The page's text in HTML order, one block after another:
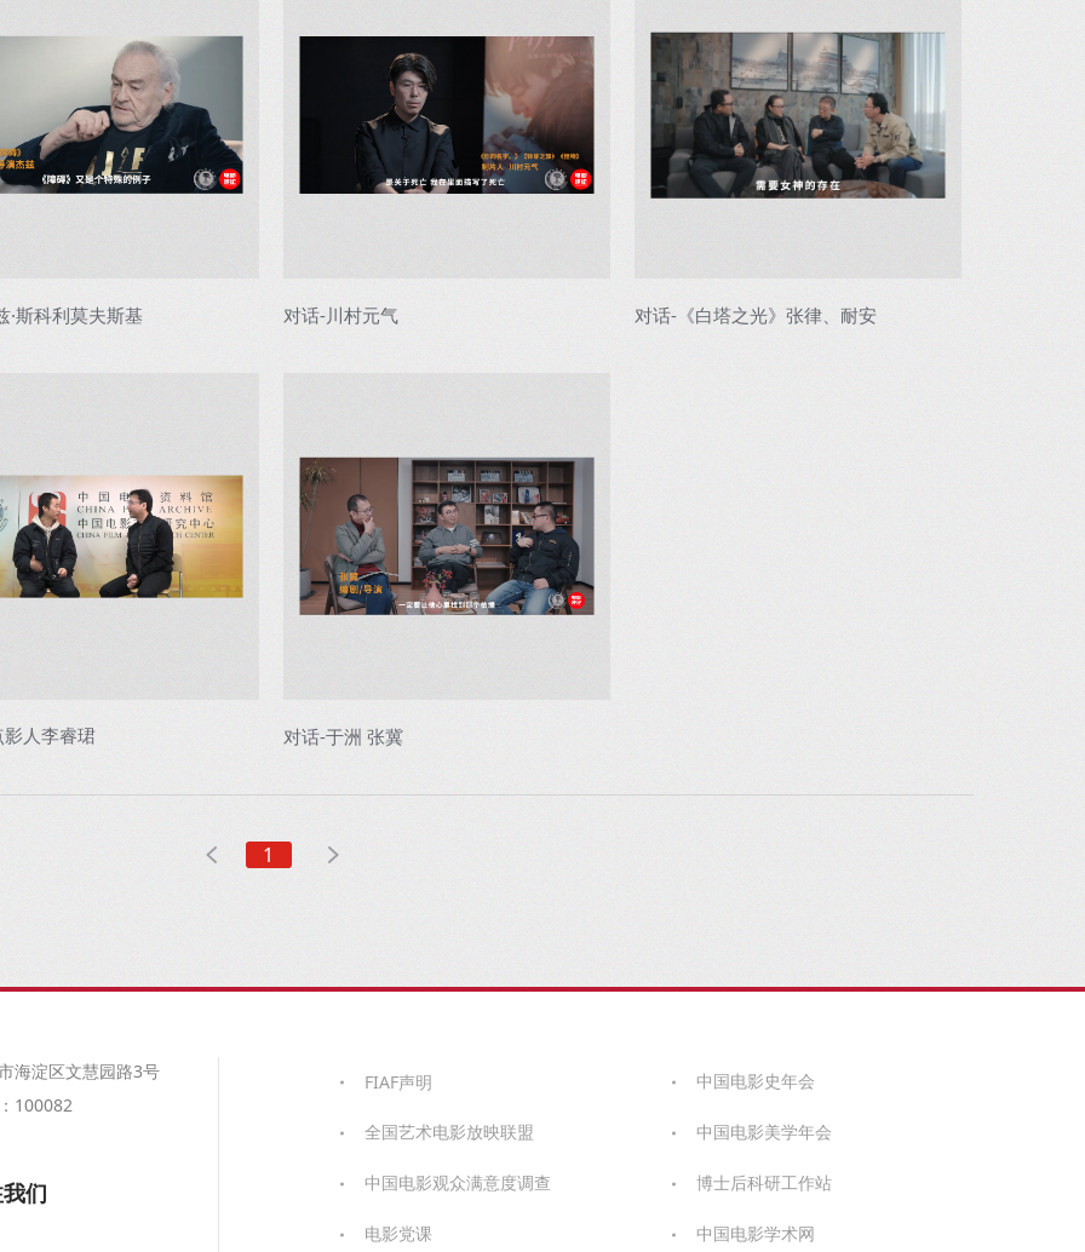
·斯科利莫夫斯基 对话-川村元气 对话-《白塔之光》张律、耐安
影人李睿珺 对话-于洲 张冀
1
海淀区文慧园路3号
100082
们
FIAF声明
全国艺术电影放映联盟
中国电影观众满意度调查
电影党课
中国电影史年会
中国电影美学年会
博士后科研工作站
中国电影学术网